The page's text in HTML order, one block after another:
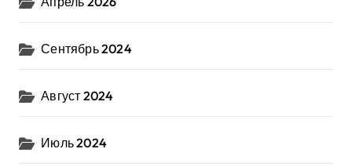
Сентябрь 2024
Август 2024
Июль 2024